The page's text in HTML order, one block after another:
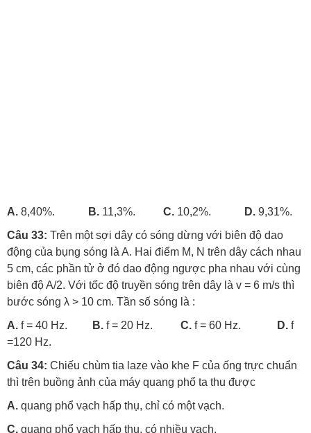
A. 8,40%. B. 11,3%. C. 10,2%. D. 9,31%.
Câu 33: Trên một sợi dây có sóng dừng với biên độ dao
động của bụng sóng là A. Hai điểm M, N trên dây cách nhau
5 cm, các phần tử ở đó dao động ngược pha nhau với cùng
biên độ A/2. Với tốc độ truyền sóng trên dây là v = 6 m/s thì
bước sóng λ > 10 cm. Tần số sóng là :
A. f = 40 Hz. B. f = 20 Hz. C. f = 60 Hz. D. f
=120 Hz.
Câu 34: Chiếu chùm tia laze vào khe F của ống trực chuẩn
thì trên buồng ảnh của máy quang phổ ta thu được
A. quang phổ vạch hấp thụ, chỉ có một vạch.
C. quang phổ vạch hấp thụ, có nhiều vạch.